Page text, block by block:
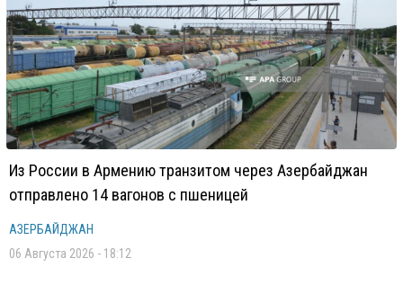
Из России в Армению транзитом через Азербайджан
отправлено 14 вагонов с пшеницей
АЗЕРБАЙДЖАН
06 Августа 2026 - 18:12